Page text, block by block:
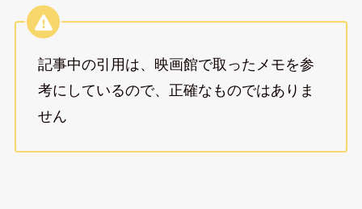
記事中の引用は、映画館で取ったメモを参
考にしているので、正確なものではありま
せん